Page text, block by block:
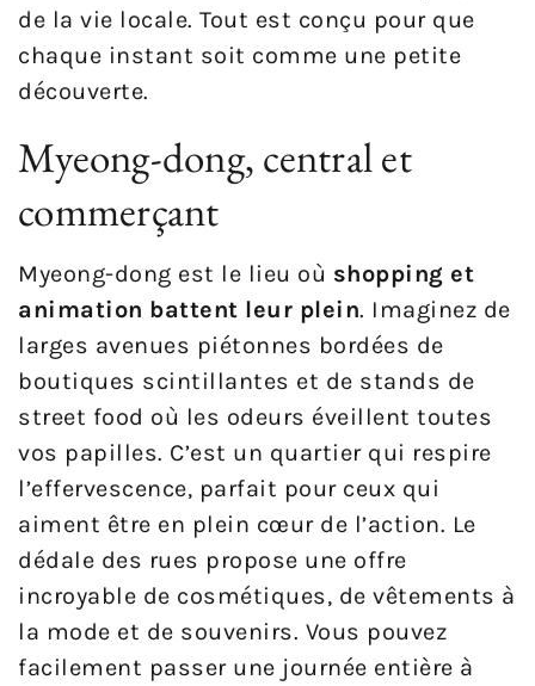
de la vie locale. Tout est conçu pour que
chaque instant soit comme une petite
découverte.
Myeong-dong, central et
commerçant
Myeong-dong est le lieu où shopping et
animation battent leur plein. Imaginez de
larges avenues piétonnes bordées de
boutiques scintillantes et de stands de
street food où les odeurs éveillent toutes
vos papilles. C’est un quartier qui respire
l’effervescence, parfait pour ceux qui
aiment être en plein cœur de l’action. Le
dédale des rues propose une offre
incroyable de cosmétiques, de vêtements à
la mode et de souvenirs. Vous pouvez
facilement passer une journée entière à